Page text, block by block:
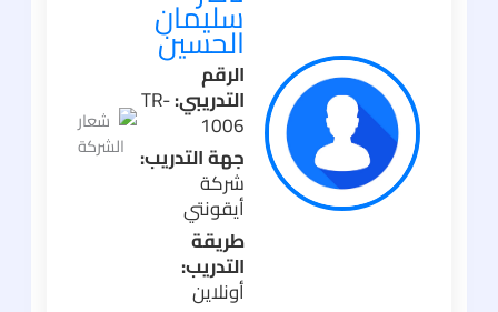
سليمان
الحسين
الرقم
التدريبي:TR-
1006
جهة التدريب:
شركة
أيقونتي
طريقة
التدريب:
أونلاين